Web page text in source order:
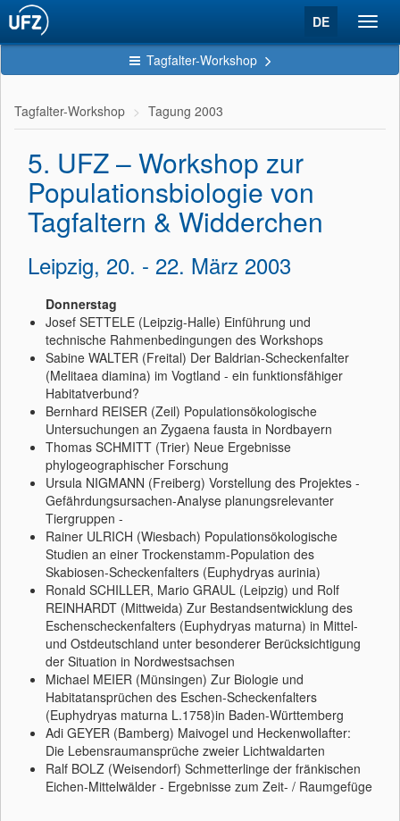
DE
Tagfalter-Workshop
Tagfalter-Workshop Tagung 2003
5. UFZ – Workshop zur
Populationsbiologie von
Tagfaltern & Widderchen
Leipzig, 20. - 22. März 2003
Donnerstag
Josef SETTELE (Leipzig-Halle) Einführung und
technische Rahmenbedingungen des Workshops
Sabine WALTER (Freital) Der Baldrian-Scheckenfalter
(Melitaea diamina) im Vogtland - ein funktionsfähiger
Habitatverbund?
Bernhard REISER (Zeil) Populationsökologische
Untersuchungen an Zygaena fausta in Nordbayern
Thomas SCHMITT (Trier) Neue Ergebnisse
phylogeographischer Forschung
Ursula NIGMANN (Freiberg) Vorstellung des Projektes -
Gefährdungsursachen-Analyse planungsrelevanter
Tiergruppen -
Rainer ULRICH (Wiesbach) Populationsökologische
Studien an einer Trockenstamm-Population des
Skabiosen-Scheckenfalters (Euphydryas aurinia)
Ronald SCHILLER, Mario GRAUL (Leipzig) und Rolf
REINHARDT (Mittweida) Zur Bestandsentwicklung des
Eschenscheckenfalters (Euphydryas maturna) in Mittel-
und Ostdeutschland unter besonderer Berücksichtigung
der Situation in Nordwestsachsen
Michael MEIER (Münsingen) Zur Biologie und
Habitatansprüchen des Eschen-Scheckenfalters
(Euphydryas maturna L.1758)in Baden-Württemberg
Adi GEYER (Bamberg) Maivogel und Heckenwollafter:
Die Lebensraumansprüche zweier Lichtwaldarten
Ralf BOLZ (Weisendorf) Schmetterlinge der fränkischen
Eichen-Mittelwälder - Ergebnisse zum Zeit- / Raumgefüge